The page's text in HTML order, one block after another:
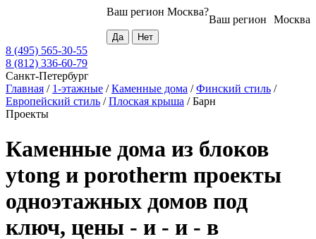
Москва
Ваш регион
Ваш регион Москва?
8 (495) 565-30-55
8 (812) 336-60-79
Санкт-Петербург
Главная / 1-этажные /Каменные дома /Финский стиль /
Европейский стиль /Плоская крыша /Барн
Проекты
Каменные дома из блоков
ytong и porotherm проекты
одноэтажных домов под
ключ, цены - и - и - в